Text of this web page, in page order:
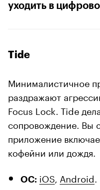
уходить в
Tide
Минималистичное
раздражают
Focus Lock. Tide
сопровождение. Вы
приложение
кофейни или дождя.
ОС: iOS Android